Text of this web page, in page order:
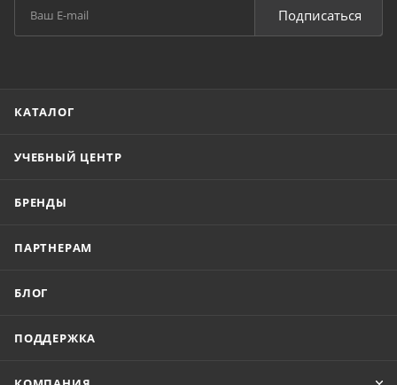
Подписаться
КАТАЛОГ
УЧЕБНЫЙ ЦЕНТР
БРЕНДЫ
ПАРТНЕРАМ
БЛОГ
ПОДДЕРЖКА